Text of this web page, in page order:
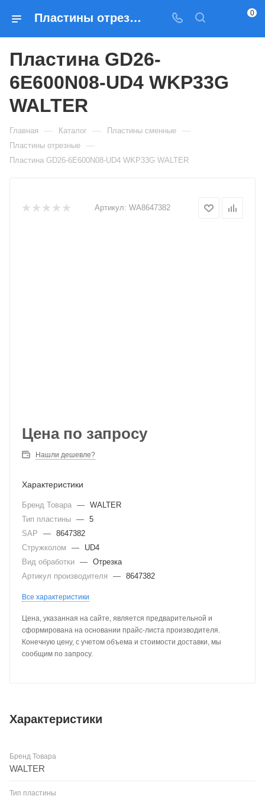
Пластины отрезные Пластина GD26-6E600N08-UD4 WKP33G WALTER — купить по выгодным ценам в Москве 0
Пластина GD26-
6E600N08-UD4 WKP33G
WALTER
Главная — Каталог — Пластины сменные —
Пластины отрезные —
Пластина GD26-6E600N08-UD4 WKP33G WALTER
Артикул: WA8647382
Цена по запросу
Нашли дешевле?
Характеристики
Бренд Товара — WALTER
Тип пластины — 5
SAP
— 8647382
Стружколом
—
UD4
Вид обработки — Отрезка
Артикул производителя
— 8647382
Все характеристики
Цена, указанная на сайте, является предварительной и
сформирована на основании прайс-листа производителя.
Конечную цену, с учетом объема и стоимости доставки, мы
сообщим по запросу.
Характеристики
Бренд Товара
WALTER
Тип пластины